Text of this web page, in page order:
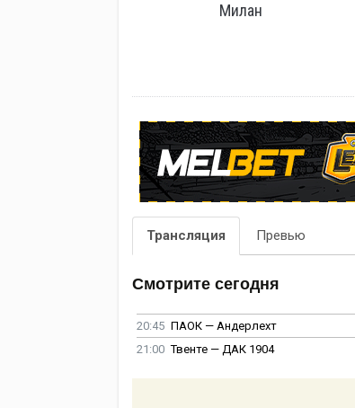
Милан
Трансляция Превью
Смотрите сегодня
20:45 ПАОК — Андерлехт
21:00 Твенте — ДАК 1904